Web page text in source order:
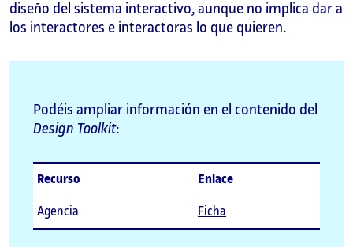
diseño del sistema interactivo, aunque no implica dar a
los interactores e interactoras lo que quieren.
Podéis ampliar información en el contenido del
Design Toolkit:
Recurso Enlace
Agencia Ficha